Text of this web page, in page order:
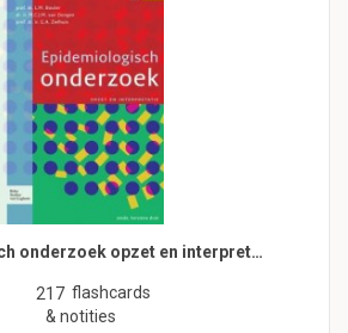
onderzoek opzet en interpret…
217 flashcards
& notities